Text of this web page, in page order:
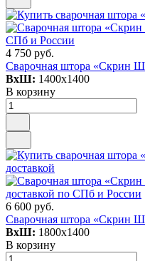
4 750 руб.
Сварочная штора «Скрин
ВxШ: 1400x1400
В корзину
6 600 руб.
Сварочная штора «Скрин
ВxШ: 1800x1400
В корзину